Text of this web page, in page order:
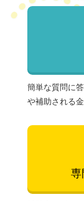
簡単な質問に
や補助される
専